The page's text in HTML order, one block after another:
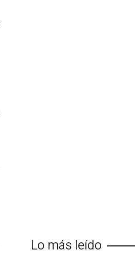
Lo más leído